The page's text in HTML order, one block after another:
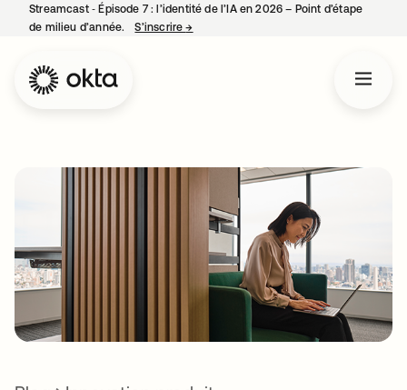
Streamcast ‑ Épisode 7 : l’identité de l’IA en 2026 – Point d’étape
de milieu d’année.
S’inscrire→